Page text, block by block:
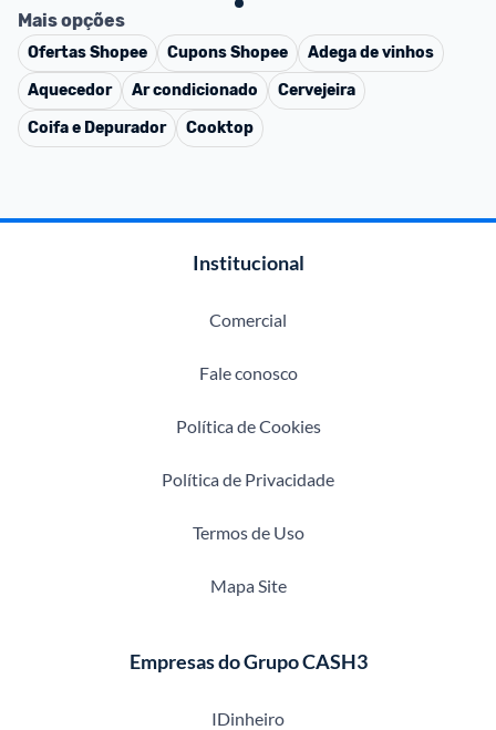
Mais opções
OfertasShopee CuponsShopee
Adega de vinhos
Aquecedor
Ar condicionado
Cervejeira
Coifa e Depurador
Cooktop
Institucional
Comercial
Fale conosco
Política de Cookies
Política de Privacidade
Termos de Uso
Mapa Site
Empresas do Grupo CASH3
IDinheiro